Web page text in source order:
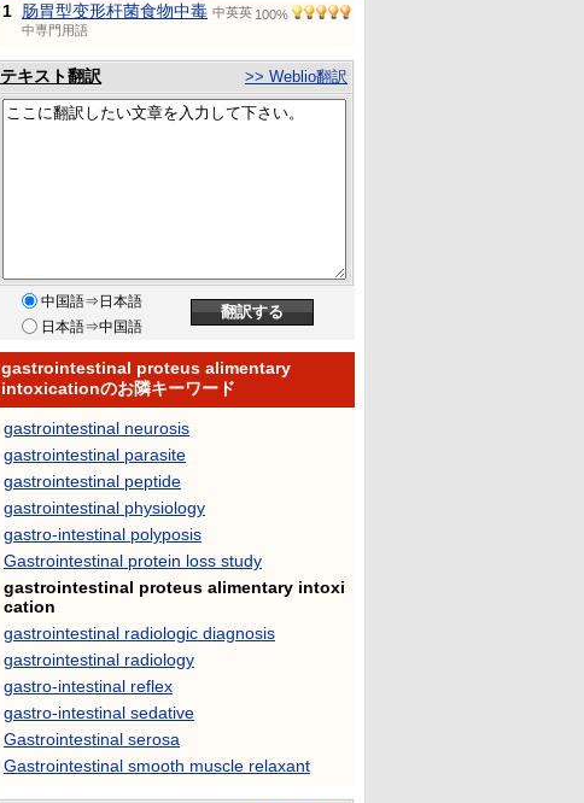
1 肠胃型变形杆菌食物中毒 中英英
中専門用語
100%
テキスト翻訳 >> Weblio翻訳
中国語⇒日本語
日本語⇒中国語
gastrointestinal proteus alimentary
intoxicationのお隣キーワード
gastrointestinal neurosis
gastrointestinal parasite
gastrointestinal peptide
gastrointestinal physiology
gastro-intestinal polyposis
Gastrointestinal protein loss study
gastrointestinal proteus alimentary intoxi
cation
gastrointestinal radiologic diagnosis
gastrointestinal radiology
gastro-intestinal reflex
gastro-intestinal sedative
Gastrointestinal serosa
Gastrointestinal smooth muscle relaxant